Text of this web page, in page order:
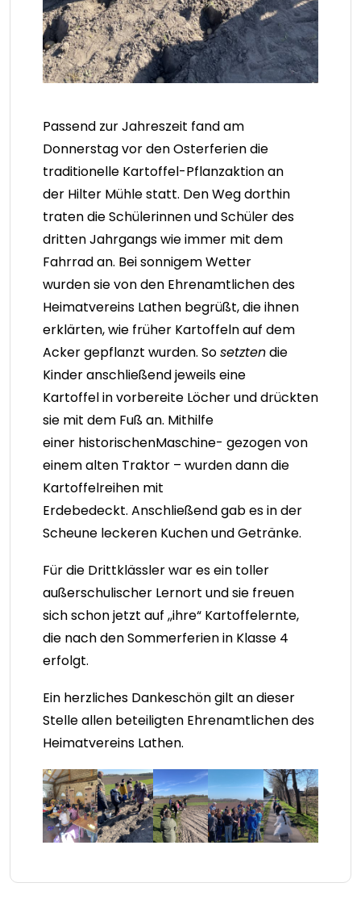
Passend zur Jahreszeit fand am
Donnerstag vor den Osterferien die
traditionelle Kartoffel-Pflanzaktion an
der Hilter Mühle statt. Den Weg dorthin
traten die Schülerinnen und Schüler des
dritten Jahrgangs wie immer mit dem
Fahrrad an. Bei sonnigem Wetter
wurden sie von den Ehrenamtlichen des
Heimatvereins Lathen begrüßt, die ihnen
erklärten, wie früher Kartoffeln auf dem
Acker gepflanzt wurden. Sosetztendie
Kinder anschließend jeweils eine
Kartoffel in vorbereite Löcher und drückten
sie mit dem Fuß an. Mithilfe
einer historischenMaschine- gezogen von
einem alten Traktor – wurden dann die
Kartoffelreihen mit
Erdebedeckt. Anschließend gab es in der
Scheune leckeren Kuchen und Getränke.
Für die Drittklässler war es ein toller
außerschulischer Lernort und sie freuen
sich schon jetzt auf ,,ihre“ Kartoffelernte,
die nach den Sommerferien in Klasse 4
erfolgt.
Ein herzliches Dankeschön gilt an dieser
Stelle allen beteiligten Ehrenamtlichen des
Heimatvereins Lathen.